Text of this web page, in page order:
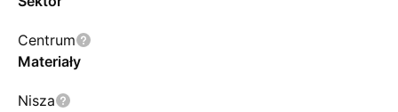
Centrum
Materiały
Nisza